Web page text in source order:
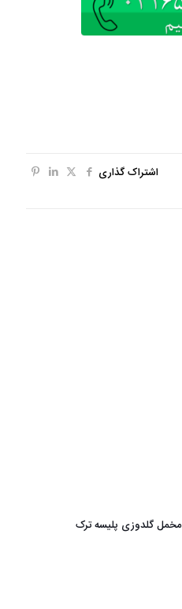
اشتراک گذاری
مخمل گلدوزی پلیسه ترک